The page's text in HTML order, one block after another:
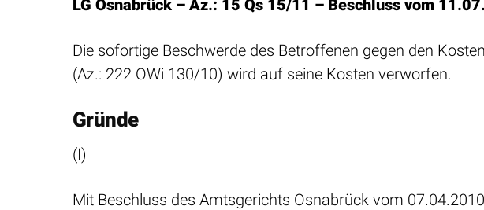
LG Osnabrück – Az.: 15 Qs 15/11 – Beschluss vom
Die sofortige Beschwerde des Betroffenen gegen den
(Az.: 222 OWi 130/10) wird auf seine Kosten verworfen.
Gründe
(I)
Mit Beschluss des Amtsgerichts Osnabrück vom